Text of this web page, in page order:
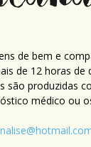
de bem e
de 12 horas
são produzidas
médico ou